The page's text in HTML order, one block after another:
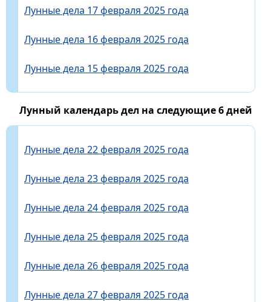
Лунные дела 17 февраля 2025 года
Лунные дела 16 февраля 2025 года
Лунные дела 15 февраля 2025 года
Лунный календарь дел на следующие 6 дней
Лунные дела 22 февраля 2025 года
Лунные дела 23 февраля 2025 года
Лунные дела 24 февраля 2025 года
Лунные дела 25 февраля 2025 года
Лунные дела 26 февраля 2025 года
Лунные дела 27 февраля 2025 года